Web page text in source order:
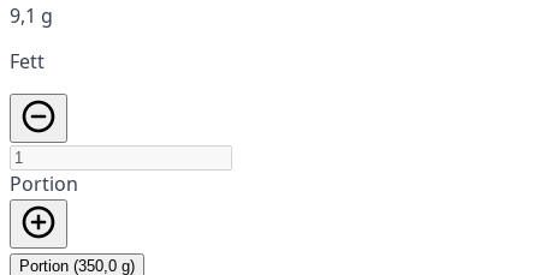
9,1 g
Fett
Portion
Portion (350,0 g)